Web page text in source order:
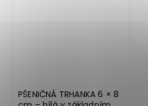
PŠENIČNÁ TRHANKA 6 × 8